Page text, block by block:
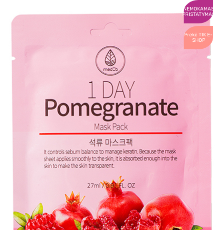
NEMOKAMAS
PRISTATYMAS
Prekė TIK E-
SHOP